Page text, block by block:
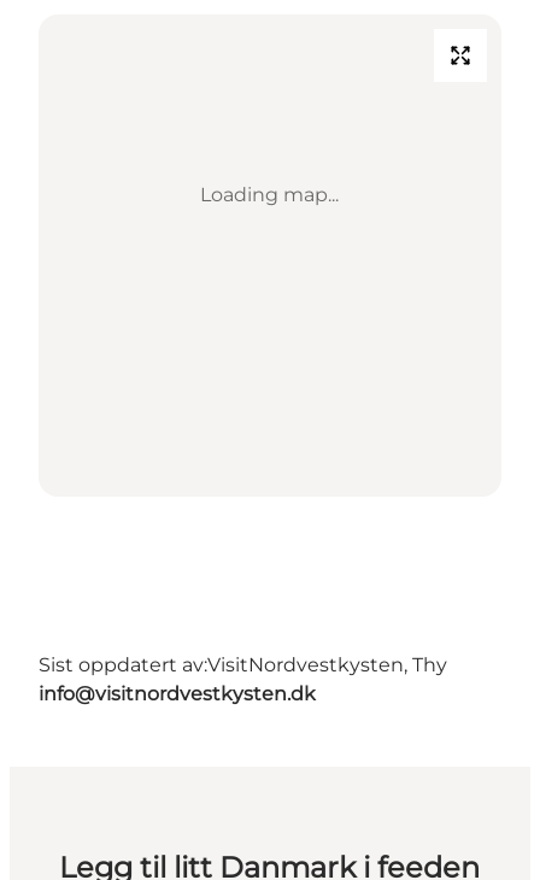
Loading map...
Sist oppdatert av:VisitNordvestkysten, Thy
info@visitnordvestkysten.dk
Legg til litt Danmark i feeden